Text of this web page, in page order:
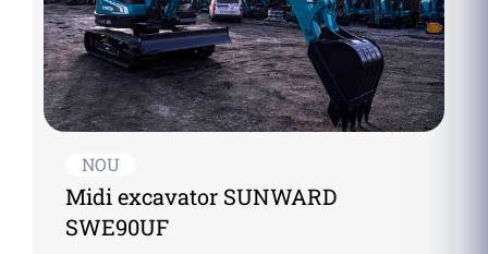
NOU
Midi excavator SUNWARD
SWE90UF